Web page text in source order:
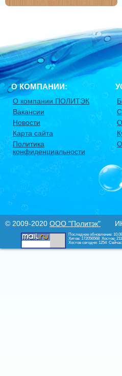
О КОМПАНИИ:
О компании ПОЛИТЭК
Вакансии
Новости
Карта сайта
Политика
конфиденциальности
© 2009-2020 ООО "Политэк"
Последнее обновление:
Хитов: 172056568 Хостов:
Хостов сегодня: 1254